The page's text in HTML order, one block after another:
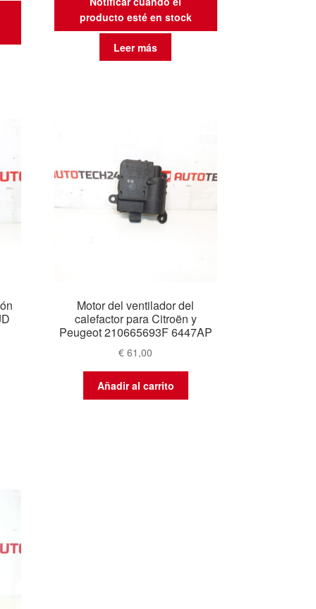
producto esté en stock
Leer más
Motor del ventilador del
calefactor para Citroën y
Peugeot 210665693F 6447AP
€ 61,00
Añadir al carrito